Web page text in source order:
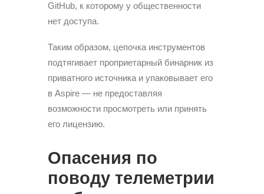
GitHub, к которому у общественности
нет доступа.
Таким образом, цепочка инструментов
подтягивает проприетарный бинарник из
приватного источника и упаковывает его
в Aspire — не предоставляя
возможности просмотреть или принять
его лицензию.
Опасения по
поводу телеметрии